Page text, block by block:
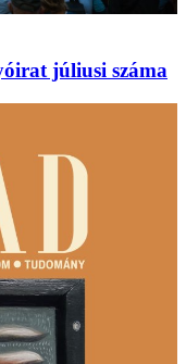
júliusi száma